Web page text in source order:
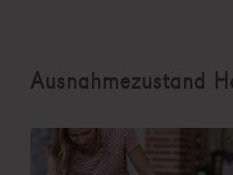
Ausnahmezustand